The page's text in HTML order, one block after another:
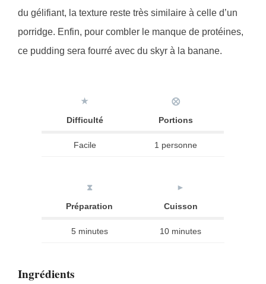
du gélifiant, la texture reste très similaire à celle d’un
porridge. Enfin, pour combler le manque de protéines,
ce pudding sera fourré avec du skyr à la banane.
★
Difficulté
⨂
Portions
Facile 1 personne
⧗
Préparation
►
Cuisson
5 minutes 10 minutes
Ingrédients